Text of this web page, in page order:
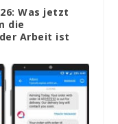
Was jetzt
die
Arbeit ist